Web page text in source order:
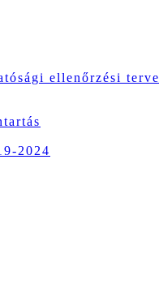
ellenőrzési terve
2024